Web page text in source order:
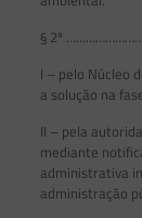
§ 2º
I – pelo Núcleo
a solução na
II – pela
mediante
administrativa
administração